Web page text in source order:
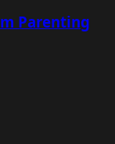
Parenting